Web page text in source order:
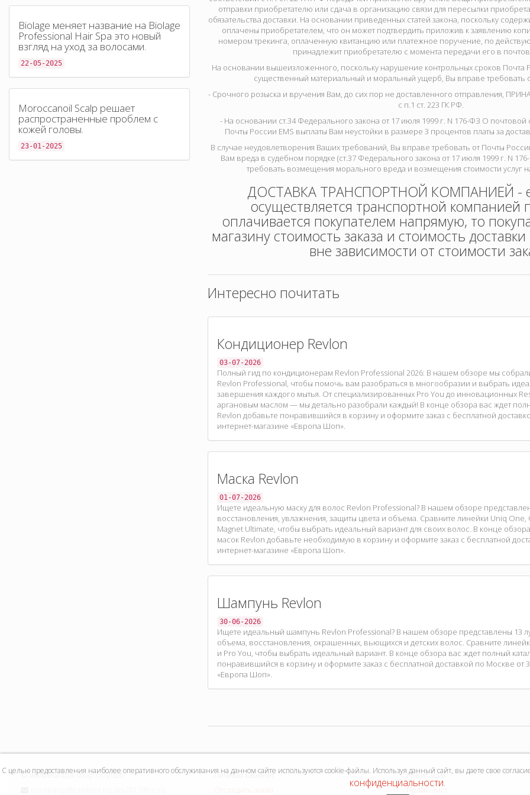
Biolage меняет название на Biolage
Professional Hair Spa это новый
взгляд на уход за волосами.
22-05-2025
Moroccanoil Scalp решает
распространенные проблем с
кожей головы.
23-01-2025
отправки приобретателю или сдача в организацию связи для пересылки
обязательства доставки. На основании приведенных статей закона, поскольку
оплачены приобретателем, что он может подтвердить приложив к заявлению
номером трекинга, оплаченную квитанцию или платежное поручение, по
принадлежит приобретателю с момента передачи его в
На основании вышеизложенного, поскольку нарушение контрольных сроков Почта
существенный материальный и моральный ущерб, Вы вправе требовать
- Срочного розыска и вручения Вам, до сих пор не доставленного отправления,
с п.1 ст. 223 ГК РФ.
- На основании ст.34 Федерального закона от 17 июля 1999 г. N 176-ФЗ О почтовой
Почты России EMS выплаты Вам неустойки в размере 3 процентов платы за
В случае неудовлетворения Ваших требований, Вы вправе требовать от Почты
Вам вреда в судебном порядке (ст.37 Федерального закона от 17 июля 1999 г. N
требовать возмещения морального вреда и возмещения стоимости услуг
ДОСТАВКА ТРАНСПОРТНОЙ КОМПАНИЕЙ -
осуществляется транспортной компанией
оплачивается покупателем напрямую, то
магазину стоимость заказа и стоимость
вне зависимости от стоимости
Интересно почитать
Кондиционер Revlon
03-07-2026
Полный гид по кондиционерам Revlon Professional 2026: В нашем обзоре мы
Revlon Professional, чтобы помочь вам разобраться в многообразии и выбрать
завершения каждого мытья. От специализированных Pro You до инновационных
аргановым маслом — мы детально разобрали каждый! В конце обзора вас ждет
Revlon добавьте понравившийся в корзину и оформите заказ с бесплатной
интернет-магазине «Европа Шоп».
Маска Revlon
01-07-2026
Ищете идеальную маску для волос Revlon Professional? В нашем обзоре
восстановления, увлажнения, защиты цвета и объема. Сравните линейки Uniq One,
Magnet Ultimate, чтобы выбрать идеальный вариант для своих волос. В конце
масок Revlon добавьте необходимую в корзину и оформите заказ с бесплатной
интернет-магазине «Европа Шоп».
Шампунь Revlon
30-06-2026
Ищете идеальный шампунь Revlon Professional? В нашем обзоре представлены 13
объема, восстановления, окрашенных, вьющихся и детских волос. Сравните
и Pro You, чтобы выбрать идеальный вариант. В конце обзора вас ждет полный
понравившийся в корзину и оформите заказ с бесплатной доставкой по Москве от
«Европа Шоп».
©www.europa-shop.ru, 2026
Личный кабинет
Навигация
Прайс-лист
С целью предоставления наиболее оперативного обслуживания на данном сайте используются cookie-файлы. Используя данный сайт, вы даете свое
конфиденциальности.